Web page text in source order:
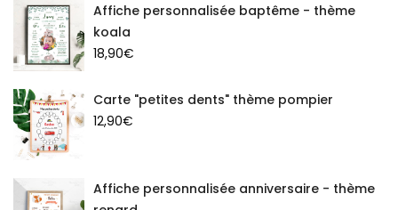
Affiche personnalisée baptême - thème
koala
18,90€
Carte "petites dents" thème pompier
12,90€
Affiche personnalisée anniversaire - thème